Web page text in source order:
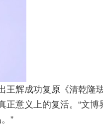
王辉成功复原《清乾隆
正意义上的复活。“文博
”